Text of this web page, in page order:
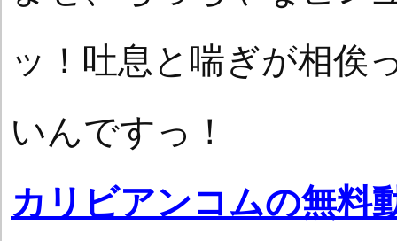
ッ！吐息と喘ぎが相俟
いんですっ！
カリビアンコムの無料